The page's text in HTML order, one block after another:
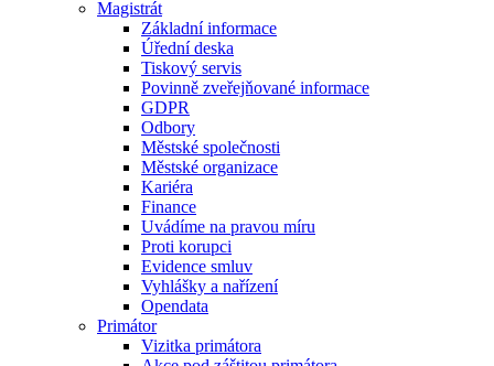
Magistrát
Základní informace
Úřední deska
Tiskový servis
Povinně zveřejňované informace
GDPR
Odbory
Městské společnosti
Městské organizace
Kariéra
Finance
Uvádíme na pravou míru
Proti korupci
Evidence smluv
Vyhlášky a nařízení
Opendata
Primátor
Vizitka primátora